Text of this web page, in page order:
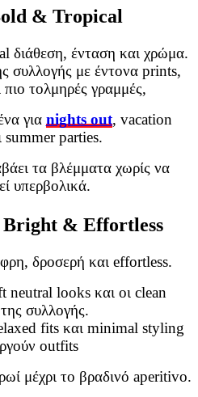
& Tropical
διάθεση, ένταση και χρώμα.
συλλογής με έντονα prints,
πιο τολμηρές γραμμές,
για nights out, vacation
summer parties.
τα βλέμματα χωρίς να
υπερβολικά.
Bright & Effortless
δροσερή και effortless.
looks και οι clean
συλλογής.
fits και minimal styling
outfits
μέχρι το βραδινό aperitivo.